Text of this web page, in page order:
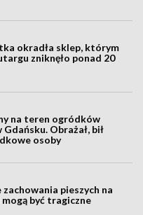
okradła sklep, którym
zniknęło ponad 20
na teren ogródków
Obrażał, bił
osoby
zachowania pieszych na
być tragiczne